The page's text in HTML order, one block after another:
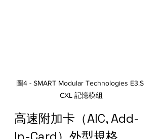
圖4 - SMART Modular Technologies E3.S
CXL 記憶模組
高速附加卡（AIC, Add-